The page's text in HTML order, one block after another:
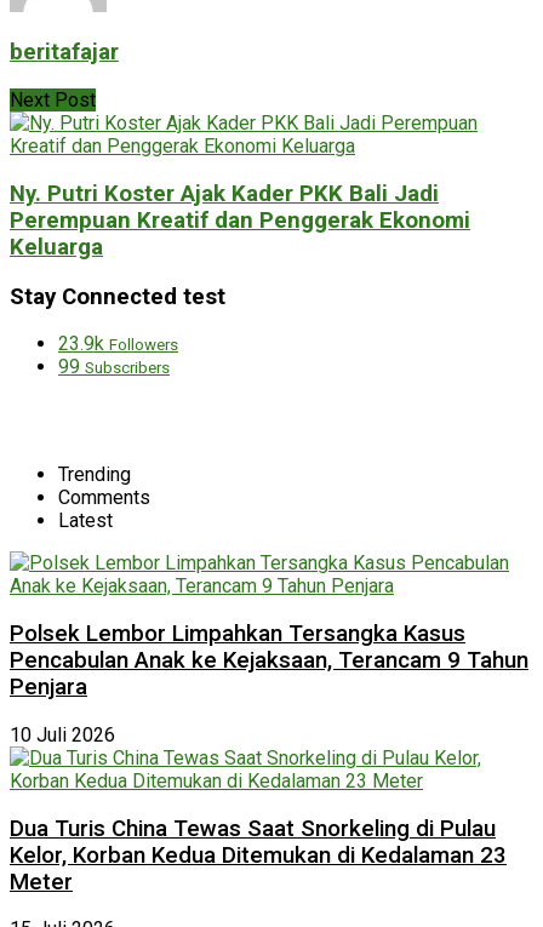
beritafajar
Next Post
Ny. Putri Koster Ajak Kader PKK Bali Jadi
Perempuan Kreatif dan Penggerak Ekonomi
Keluarga
Stay Connected test
23.9k Followers
99 Subscribers
Trending
Comments
Latest
Polsek Lembor Limpahkan Tersangka Kasus
Pencabulan Anak ke Kejaksaan, Terancam 9 Tahun
Penjara
10 Juli 2026
Dua Turis China Tewas Saat Snorkeling di Pulau
Kelor, Korban Kedua Ditemukan di Kedalaman 23
Meter